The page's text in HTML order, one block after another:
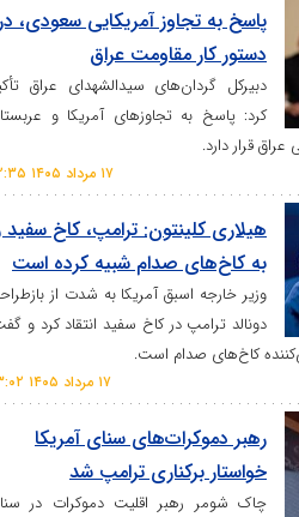
آمریکایی سعودی، در
مقاومت عراق
سیدالشهدای عراق تأکید
به تجاوزهای آمریکا و عربستان
ترامپ، کاخ سفید را
صدام شبیه کرده است
آمریکا به شدت از بازطراحی
در کاخ سفید انتقاد کرد و گفت:
است.
سنای آمریکا
ترامپ شد
اقلیت دموکرات در سنای